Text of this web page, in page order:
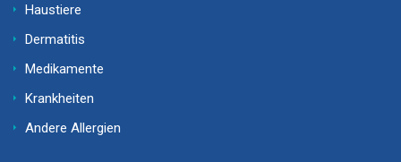
Haustiere
Dermatitis
Medikamente
Krankheiten
Andere Allergien